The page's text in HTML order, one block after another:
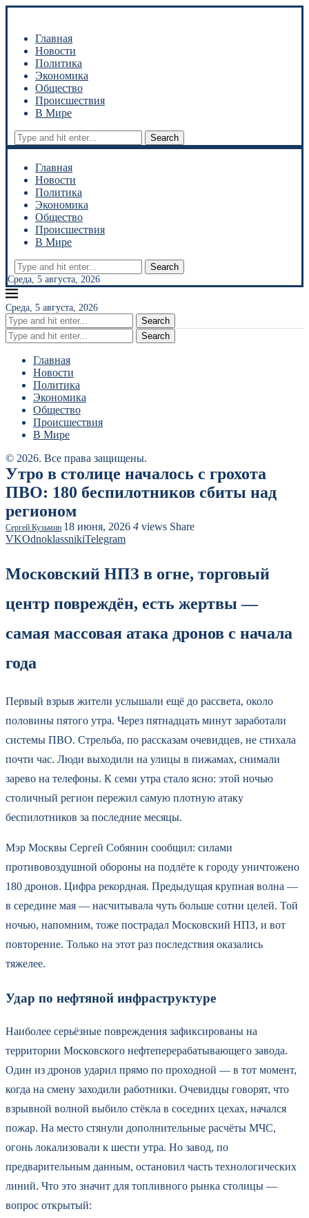
Главная
Новости
Политика
Экономика
Общество
Происшествия
В Мире
Search
Главная
Новости
Политика
Экономика
Общество
Происшествия
В Мире
Search
Среда, 5 августа, 2026
Среда, 5 августа, 2026
Search
Search
Главная
Новости
Политика
Экономика
Общество
Происшествия
В Мире
© 2026. Все права защищены.
Утро в столице началось с грохота
ПВО: 180 беспилотников сбиты над
регионом
Сергей Кузьмин 18 июня, 2026 4 views Share
VKOdnoklassnikiTelegram
Московский НПЗ в огне, торговый
центр повреждён, есть жертвы —
самая массовая атака дронов с начала
года
Первый взрыв жители услышали ещё до рассвета, около
половины пятого утра. Через пятнадцать минут заработали
системы ПВО. Стрельба, по рассказам очевидцев, не стихала
почти час. Люди выходили на улицы в пижамах, снимали
зарево на телефоны. К семи утра стало ясно: этой ночью
столичный регион пережил самую плотную атаку
беспилотников за последние месяцы.
Мэр Москвы Сергей Собянин сообщил: силами
противовоздушной обороны на подлёте к городу уничтожено
180 дронов. Цифра рекордная. Предыдущая крупная волна —
в середине мая — насчитывала чуть больше сотни целей. Той
ночью, напомним, тоже пострадал Московский НПЗ, и вот
повторение. Только на этот раз последствия оказались
тяжелее.
Удар по нефтяной инфраструктуре
Наиболее серьёзные повреждения зафиксированы на
территории Московского нефтеперерабатывающего завода.
Один из дронов ударил прямо по проходной — в тот момент,
когда на смену заходили работники. Очевидцы говорят, что
взрывной волной выбило стёкла в соседних цехах, начался
пожар. На место стянули дополнительные расчёты МЧС,
огонь локализовали к шести утра. Но завод, по
предварительным данным, остановил часть технологических
линий. Что это значит для топливного рынка столицы —
вопрос открытый: